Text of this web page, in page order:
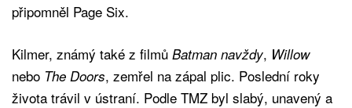
připomněl Page Six.
Kilmer, známý také z filmů Batman navždy, Willow
nebo The Doors, zemřel na zápal plic. Poslední roky
života trávil v ústraní. Podle TMZ byl slabý, unavený a